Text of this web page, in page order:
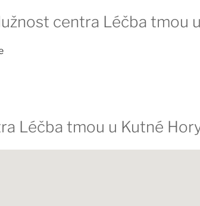
centra Léčba tmou
Léčba tmou u Kutné